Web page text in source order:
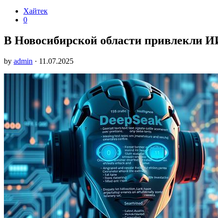
Хайтек
0
В Новосибирской области привлекли
by admin · 11.07.2025